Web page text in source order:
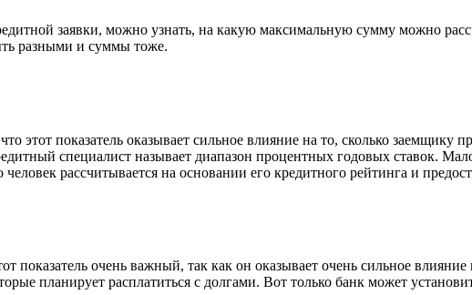
заявки, можно узнать, на какую максимальную сумму можно
разными и суммы тоже.
показатель оказывает сильное влияние на то, сколько заемщику
специалист называет диапазон процентных годовых ставок.
рассчитывается на основании его кредитного рейтинга и
очень важный, так как он оказывает очень сильное влияние
планирует расплатиться с долгами. Вот только банк может